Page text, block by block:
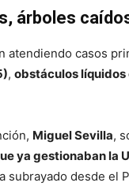
árboles
atendiendo casos
, obstáculos líquidos
Miguel Sevilla,
ya gestionaban la
subrayado desde el